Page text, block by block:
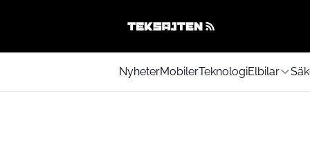
NyheterMobilerTeknologiElbilar